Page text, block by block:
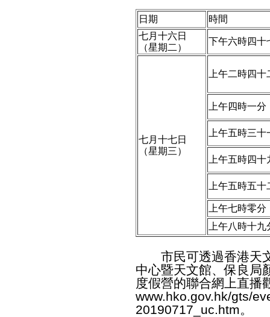
日期
時間
七月十六日
（星期二）
下午六時四十
七月十七日
（星期三）
上午二時四十
上午四時一分
上午五時三十
上午五時四十
上午五時五十
上午七時零分
上午八時十九
市民可透過香港天文
中心暨天文館、保良局
度假營的聯合網上直播
www.hko.gov.hk/gts/
20190717_uc.htm。